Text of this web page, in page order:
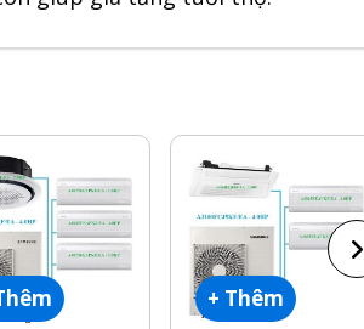
+ Thêm